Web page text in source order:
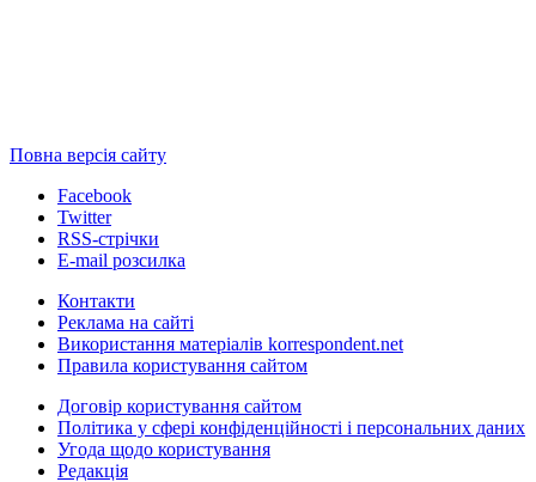
Повна версія сайту
Facebook
Twitter
RSS-стрічки
E-mail розсилка
Контакти
Реклама на сайті
Використання матеріалів korrespondent.net
Правила користування сайтом
Договір користування сайтом
Політика у сфері конфіденційності і персональних даних
Угода щодо користування
Редакція